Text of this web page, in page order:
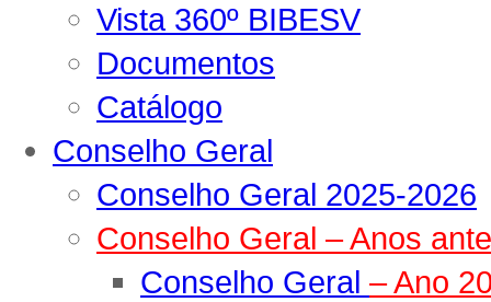
Vista 360º BIBESV
Documentos
Catálogo
Conselho Geral
Conselho Geral 2025-2026
Conselho Geral – Anos
Conselho Geral – Ano